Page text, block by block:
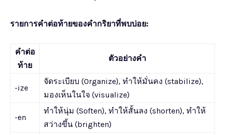
รายการคำต่อท้ายของคำกริยาที่พบบ่อย:
คำต่อ
ท้าย
ตัวอย่างคำ
-ize
จัดระเบียบ (Organize), ทำให้มั่นคง (stabilize),
มองเห็นในใจ (visualize)
-en
ทำให้นุ่ม (Soften), ทำให้สั้นลง (shorten), ทำให้
สว่างขึ้น (brighten)